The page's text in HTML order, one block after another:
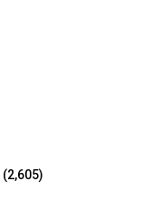
(2,605)